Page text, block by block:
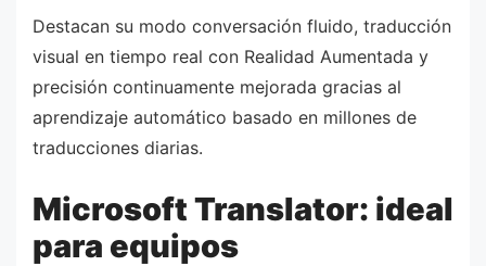
Destacan su modo conversación fluido, traducción
visual en tiempo real con Realidad Aumentada y
precisión continuamente mejorada gracias al
aprendizaje automático basado en millones de
traducciones diarias.
Microsoft Translator: ideal
para equipos